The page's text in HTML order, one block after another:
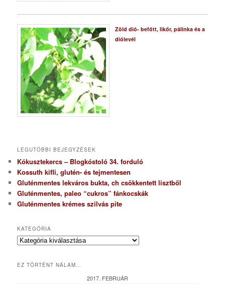
Zöld dió- befőtt, likőr, pálinka és a
diólevél
LEGUTÓBBI BEJEGYZÉSEK
Kókusztekercs – Blogkóstoló 34. forduló
Kossuth kifli, glutén- és tejmentesen
Gluténmentes lekváros bukta, ch csökkentett lisztből
Gluténmentes, paleo “cukros” fánkocskák
Gluténmentes krémes szilvás pite
KATEGÓRIA
K
e
EZ TÖRTÉNT NÁLAM…
2017. FEBRUÁR